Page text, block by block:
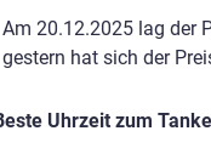
Am 20.12.2025 lag der
gestern hat sich der
Uhrzeit zum